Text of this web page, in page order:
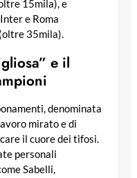
15mila), e
e Roma
35mila).
e il
denominata
mirato e di
il cuore dei tifosi.
personali
Sabelli,